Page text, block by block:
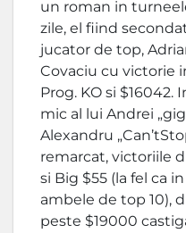
un roman in
zile, el fiind
jucator de top,
Covaciu cu victorie
Prog. KO si $16042.
mic al lui Andrei
Alexandru
remarcat, victoriile
si Big $55 (la fel ca
ambele de top 10),
peste $19000